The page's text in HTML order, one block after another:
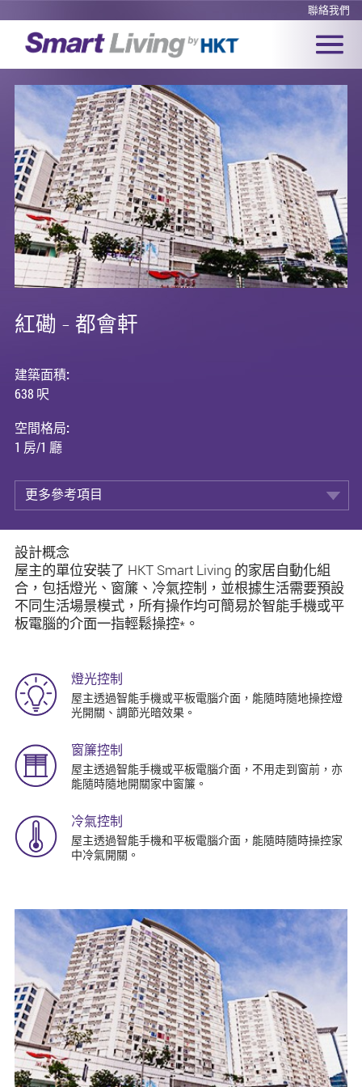
聯絡我們
紅磡 - 都會軒
建築面積:
638 呎
空間格局:
1 房/1 廳
更多參考項目
設計概念
屋主的單位安裝了 HKT Smart Living 的家居自動化組
合，包括燈光、窗簾、冷氣控制，並根據生活需要預設
不同生活場景模式，所有操作均可簡易於智能手機或平
板電腦的介面一指輕鬆操控*。
燈光控制
屋主透過智能手機或平板電腦介面，能隨時隨地操控燈
光開關、調節光暗效果。
窗簾控制
屋主透過智能手機或平板電腦介面，不用走到窗前，亦
能隨時隨地開關家中窗簾。
冷氣控制
屋主透過智能手機和平板電腦介面，能隨時隨時操控家
中冷氣開關。